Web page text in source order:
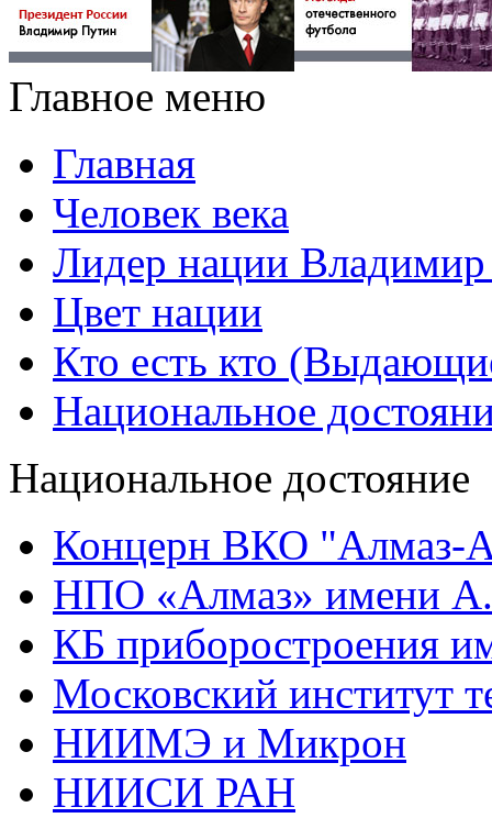
Главное меню
Главная
Человек века
Лидер нации
Цвет нации
Кто есть кто
Национальное
Национальное достояние
Концерн ВКО "Алмаз-
НПО «Алмаз» имени
КБ приборостроения
Московский институт
НИИМЭ и Микрон
НИИСИ РАН